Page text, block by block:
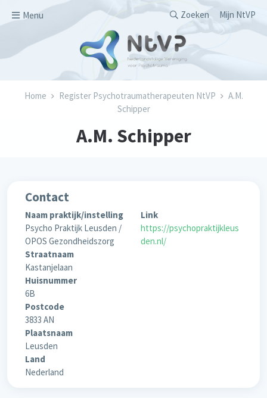
Menu
Secondary
Zoeken Mijn NtVP
Kruimelpad
Home Register Psychotraumatherapeuten NtVP
A.M.
Schipper
A.M. Schipper
Contact
Naam praktijk/instelling
Psycho Praktijk Leusden /
OPOS Gezondheidszorg
Straatnaam
Kastanjelaan
Huisnummer
6B
Postcode
3833 AN
Plaatsnaam
Leusden
Land
Nederland
Link
https://psychopraktijkleus
den.nl/